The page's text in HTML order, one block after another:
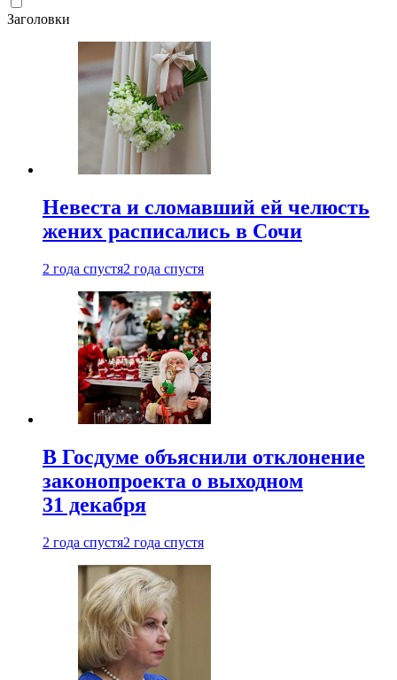
Заголовки
Невеста и сломавший ей челюсть
жених расписались в Сочи
2 года спустя2 года спустя
В Госдуме объяснили отклонение
законопроекта о выходном
31 декабря
2 года спустя2 года спустя